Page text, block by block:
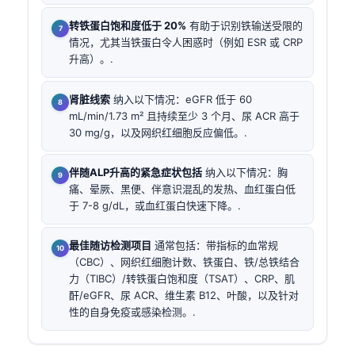
转铁蛋白饱和度低于 20% 有助于识别铁输送受限的
情况，尤其当铁蛋白令人困惑时（例如 ESR 或 CRP
升高）。.
肾脏线索 纳入以下情况：eGFR 低于 60
mL/min/1.73 m² 且持续至少 3 个月、尿 ACR 高于
30 mg/g，以及网织红细胞反应偏低。.
伴随ALP升高的紧急症状包括 纳入以下情况：胸
痛、晕厥、黑便、伴意识混乱的发热、血红蛋白低
于 7-8 g/dL，或血红蛋白快速下降。.
最佳随访检测项目 通常包括：带指标的血常规
（CBC）、网织红细胞计数、铁蛋白、铁/总铁结合
力（TIBC）/转铁蛋白饱和度（TSAT）、CRP、肌
酐/eGFR、尿 ACR、维生素 B12、叶酸，以及针对
性的自身免疫或感染检测。.